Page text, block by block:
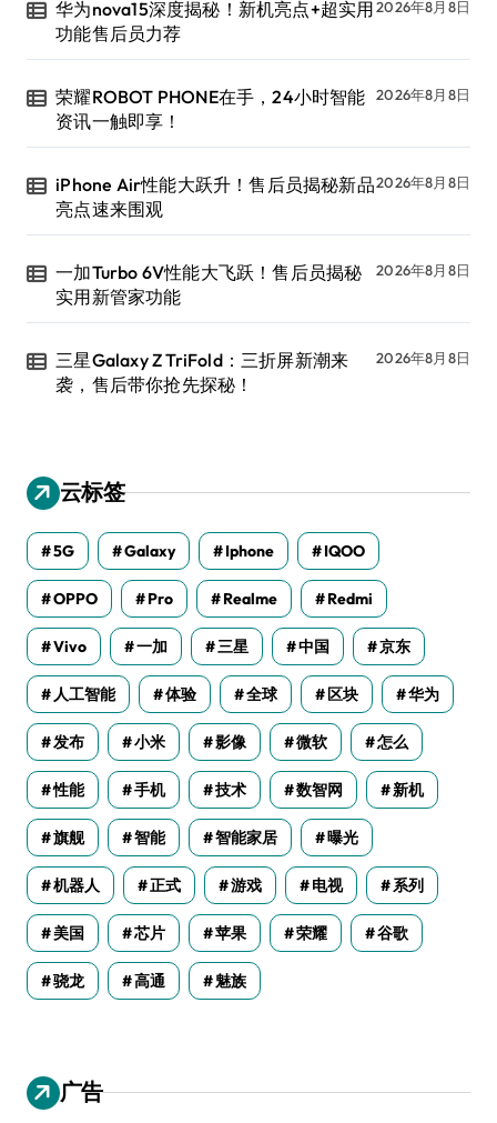
华为nova15深度揭秘！新机亮点+超实用
功能售后员力荐
2026年8月8日
荣耀ROBOT PHONE在手，24小时智能
资讯一触即享！
2026年8月8日
iPhone Air性能大跃升！售后员揭秘新品
亮点速来围观
2026年8月8日
一加Turbo 6V性能大飞跃！售后员揭秘
实用新管家功能
2026年8月8日
三星Galaxy Z TriFold：三折屏新潮来
袭，售后带你抢先探秘！
2026年8月8日
云标签
5G Galaxy Iphone IQOO
OPPO Pro Realme Redmi
Vivo 一加 三星 中国 京东
人工智能 体验 全球 区块 华为
发布 小米 影像 微软 怎么
性能 手机 技术 数智网 新机
旗舰 智能 智能家居 曝光
机器人 正式 游戏 电视 系列
美国 芯片 苹果 荣耀 谷歌
骁龙 高通 魅族
广告